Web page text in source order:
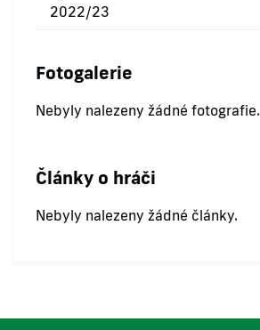
2022/23
Fotogalerie
Nebyly nalezeny žádné fotografie.
Články o hráči
Nebyly nalezeny žádné články.